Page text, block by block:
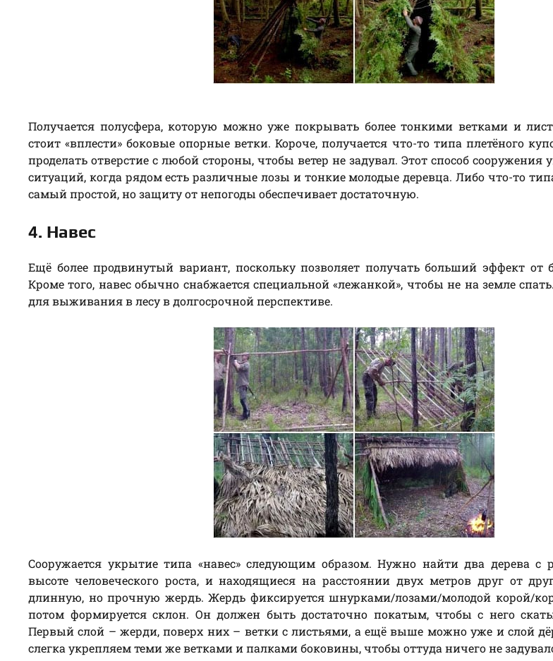
Получается полусфера, которую можно уже покрывать более тонкими ветками и
стоит «вплести» боковые опорные ветки. Короче, получается что-то типа плетёного
проделать отверстие с любой стороны, чтобы ветер не задувал. Этот способ сооружения
ситуаций, когда рядом есть различные лозы и тонкие молодые деревца. Либо что-то
самый простой, но защиту от непогоды обеспечивает достаточную.
4. Навес
Ещё более продвинутый вариант, поскольку позволяет получать больший эффект от
Кроме того, навес обычно снабжается специальной «лежанкой», чтобы не на земле
для выживания в лесу в долгосрочной перспективе.
Сооружается укрытие типа «навес» следующим образом. Нужно найти два дерева с
высоте человеческого роста, и находящиеся на расстоянии двух метров друг от
длинную, но прочную жердь. Жердь фиксируется шнурками/лозами/молодой корой/
потом формируется склон. Он должен быть достаточно покатым, чтобы с него
Первый слой – жерди, поверх них – ветки с листьями, а ещё выше можно уже и слой
слегка укрепляем теми же ветками и палками боковины, чтобы оттуда ничего не